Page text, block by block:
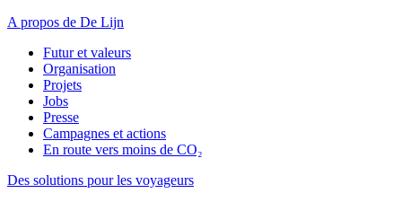
A propos de De Lijn
Futur et valeurs
Organisation
Projets
Jobs
Presse
Campagnes et actions
En route vers moins de CO₂
Des solutions pour les voyageurs